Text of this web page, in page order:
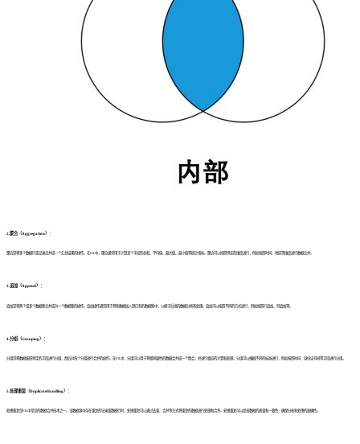
2.聚合（Aggregation）：
聚合是将多个数据行或记录合并成一个汇总结果的操作。在ETL中，聚合通常用于计算某个字段的总和、平均值、最大值、最小值等统计指标。聚合可以按照特定的维度进行，例如按照时间、地区等维度进行数据合并。
3.追加（Append）：
追加是将两个或多个数据集合并成为一个数据集的操作。追加操作通常用于将新数据加入到已有的数据集中，以便于后续的数据分析和处理。追加可以按照不同的方式进行，例如按照行追加、列追加等。
4.分组（Grouping）：
分组是将数据按照特定的字段进行分组，然后对每个分组进行合并的操作。在ETL中，分组可以用于将相同属性的数据合并成一个集合，并进行相应的计算和处理。分组可以根据不同的标准进行，例如按照时间、身份证号码等字段进行分组。
5.处理重复（DuplicateHandling）：
处理重复是ETL中常见的数据合并技术之一。当数据源中存在重复的记录或数据行时，处理重复可以通过去重、合并等方式将重复的数据进行处理和合并。处理重复可以提高数据的质量和一致性，确保分析和处理的准确性。